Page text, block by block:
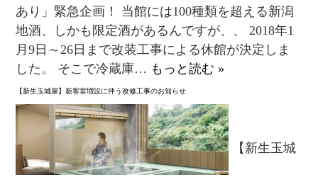
あり」緊急企画！ 当館には100種類を超える新潟
地酒、しかも限定酒があるんですが、、 2018年1
月9日～26日まで改装工事による休館が決定しま
した。 そこで冷蔵庫… もっと読む »
【新生玉城屋】新客室増設に伴う改修工事のお知らせ
【新生玉城